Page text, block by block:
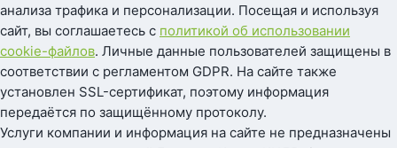
анализа трафика и персонализации. Посещая и используя
сайт, вы соглашаетесь с политикой об использовании
cookie-файлов. Личные данные пользователей защищены в
соответствии с регламентом GDPR. На сайте также
установлен SSL-сертификат, поэтому информация
передаётся по защищённому протоколу.
Услуги компании и информация на сайте не предназначены